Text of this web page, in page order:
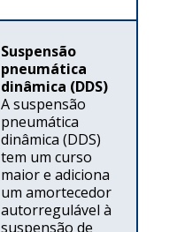
Suspensão
pneumática
dinâmica (DDS)
A suspensão
pneumática
dinâmica (DDS)
tem um curso
maior e adiciona
um amortecedor
autorregulável à
suspensão de